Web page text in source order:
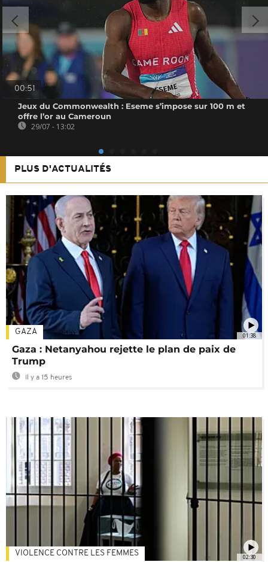
00:51
Jeux du Commonwealth : Eseme s’impose sur 100 m et
offre l’or au Cameroun
29/07 - 13:02
PLUS D'ACTUALITÉS
01:38
GAZA
Gaza : Netanyahou rejette le plan de paix de
Trump
Il y a 15 heures
02:30
VIOLENCE CONTRE LES FEMMES